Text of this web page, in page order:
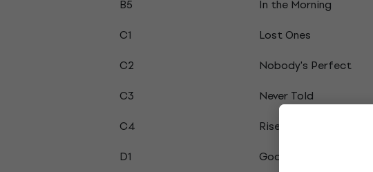
B5
In the Morning
C1
Lost Ones
C2
Nobody's Perfect
C3
Never Told
C4
Rise and Shine
D1
God's Gift